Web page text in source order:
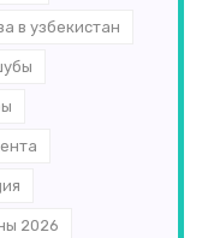
в узбекистан
2026